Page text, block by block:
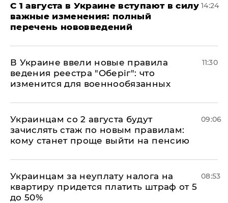
С 1 августа в Украине вступают в силу
важные изменения: полный
перечень нововведений
14:24
В Украине ввели новые правила
ведения реестра "Оберіг": что
изменится для военнообязанных
11:30
Украинцам со 2 августа будут
зачислять стаж по новым правилам:
кому станет проще выйти на пенсию
09:06
Украинцам за неуплату налога на
квартиру придется платить штраф от 5
до 50%
08:53